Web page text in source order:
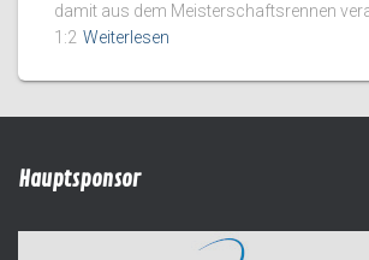
damit aus dem Meisterschaftsrennen
1:2 Weiterlesen
Hauptsponsor